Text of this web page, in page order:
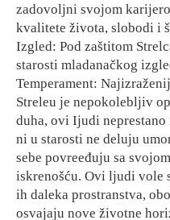
zadovoljni svojom
kvalitete života, slobodi i
Izgled: Pod zaštitom
starosti mladanačkog
Temperament:
Streleu je nepokolebljiv
duha, ovi Ijudi
ni u starosti ne deluju
sebe povreeđuju sa
iskrenošću. Ovi ljudi vole
ih daleka prostranstva,
osvajaju nove životne